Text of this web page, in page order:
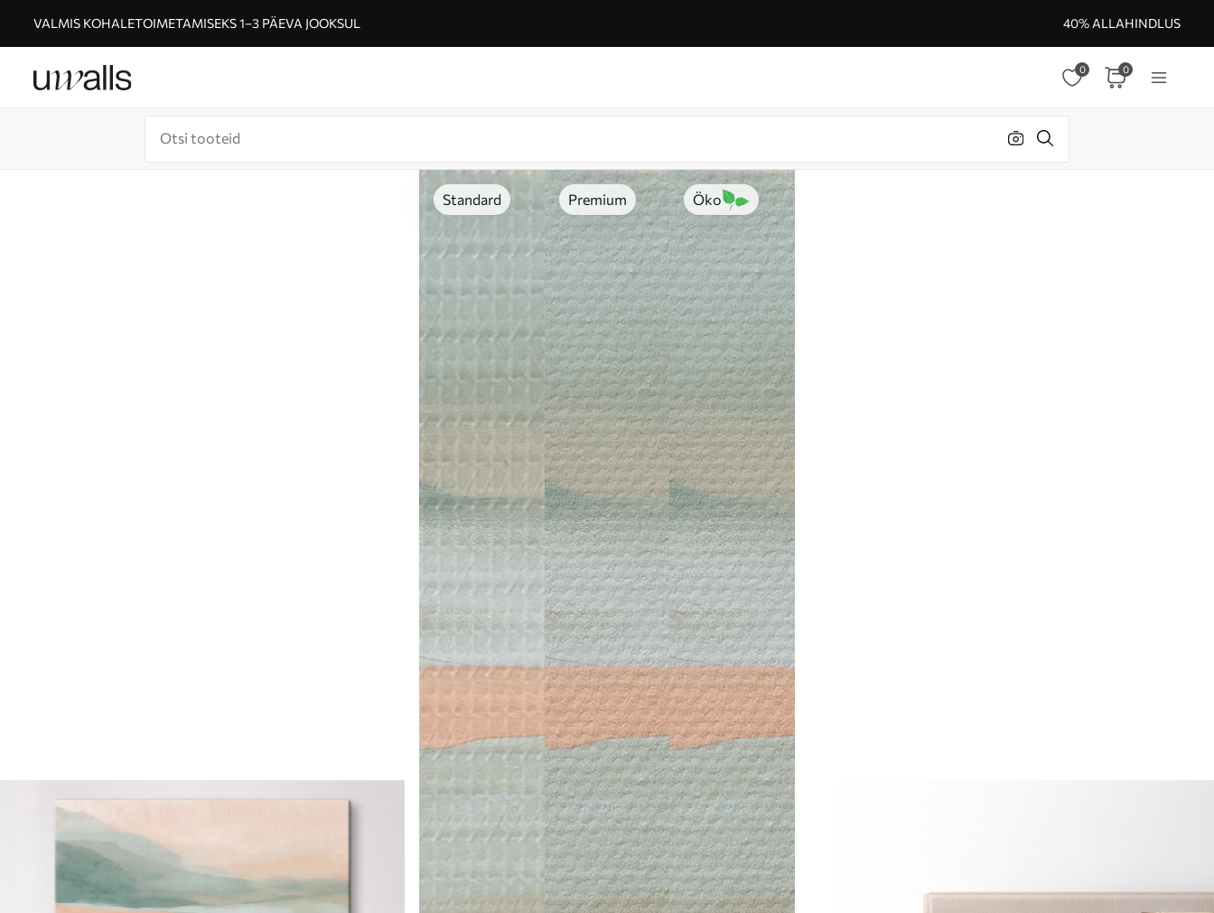
VALMIS KOHALETOIMETAMISEKS 1–3 PÄEVA JOOKSUL 40% ALLAHINDLUS
0 0
Standard Premium Öko